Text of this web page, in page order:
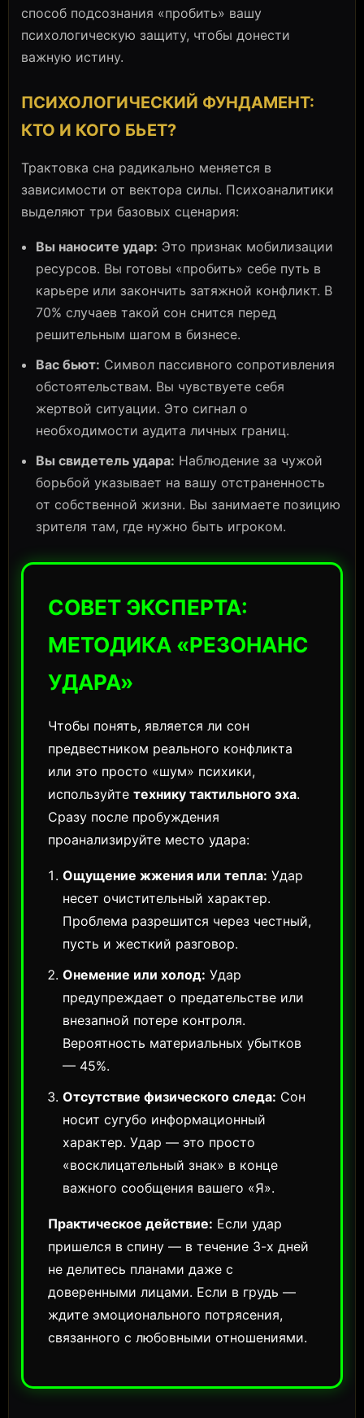
способ подсознания «пробить» вашу
психологическую защиту, чтобы донести
важную истину.
ПСИХОЛОГИЧЕСКИЙ ФУНДАМЕНТ:
КТО И КОГО БЬЕТ?
Трактовка сна радикально меняется в
зависимости от вектора силы. Психоаналитики
выделяют три базовых сценария:
Вы наносите удар: Это признак мобилизации
ресурсов. Вы готовы «пробить» себе путь в
карьере или закончить затяжной конфликт. В
70% случаев такой сон снится перед
решительным шагом в бизнесе.
Вас бьют: Символ пассивного сопротивления
обстоятельствам. Вы чувствуете себя
жертвой ситуации. Это сигнал о
необходимости аудита личных границ.
Вы свидетель удара: Наблюдение за чужой
борьбой указывает на вашу отстраненность
от собственной жизни. Вы занимаете позицию
зрителя там, где нужно быть игроком.
СОВЕТ ЭКСПЕРТА:
МЕТОДИКА «РЕЗОНАНС
УДАРА»
Чтобы понять, является ли сон
предвестником реального конфликта
или это просто «шум» психики,
используйте технику тактильного эха.
Сразу после пробуждения
проанализируйте место удара:
Ощущение жжения или тепла: Удар
несет очистительный характер.
Проблема разрешится через честный,
пусть и жесткий разговор.
Онемение или холод: Удар
предупреждает о предательстве или
внезапной потере контроля.
Вероятность материальных убытков
— 45%.
Отсутствие физического следа: Сон
носит сугубо информационный
характер. Удар — это просто
«восклицательный знак» в конце
важного сообщения вашего «Я».
Практическое действие: Если удар
пришелся в спину — в течение 3-х дней
не делитесь планами даже с
доверенными лицами. Если в грудь —
ждите эмоционального потрясения,
связанного с любовными отношениями.